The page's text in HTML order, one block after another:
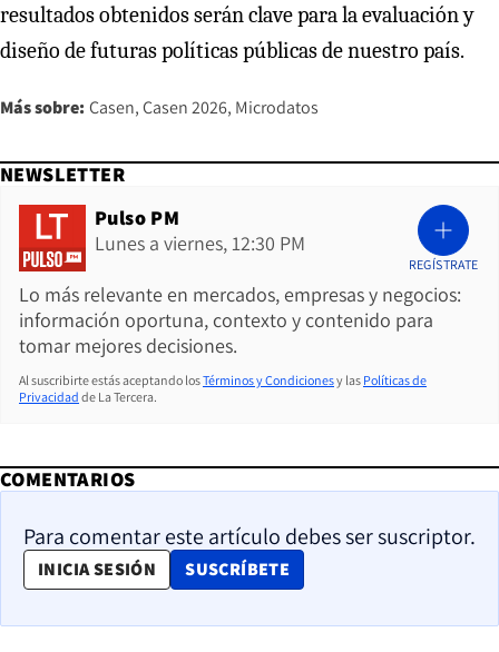
resultados obtenidos serán clave para la evaluación y
diseño de futuras políticas públicas de nuestro país.
Más sobre: Casen Casen 2026 Microdatos
NEWSLETTER
Pulso PM
Lunes a viernes, 12:30 PM
Lo más relevante en mercados, empresas y negocios:
información oportuna, contexto y contenido para
tomar mejores decisiones.
REGÍSTRATE
Al suscribirte estás aceptando losTérminos y Condicionesy las Políticas de
Privacidad de La Tercera.
COMENTARIOS
Para comentar este artículo debes ser suscriptor.
INICIA SESIÓN SUSCRÍBETE
OPENS IN NEW WINDOW